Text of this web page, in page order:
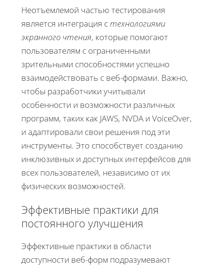
Неотъемлемой частью тестирования
является интеграция стехнологиями
экранного чтения, которые помогают
пользователям с ограниченными
зрительными способностями успешно
взаимодействовать с веб-формами. Важно,
чтобы разработчики учитывали
особенности и возможности различных
программ, таких как JAWS, NVDA и VoiceOver,
и адаптировали свои решения под эти
инструменты. Это способствует созданию
инклюзивных и доступных интерфейсов для
всех пользователей, независимо от их
физических возможностей.
Эффективные практики для
постоянного улучшения
Эффективные практики в области
доступности веб-форм подразумевают